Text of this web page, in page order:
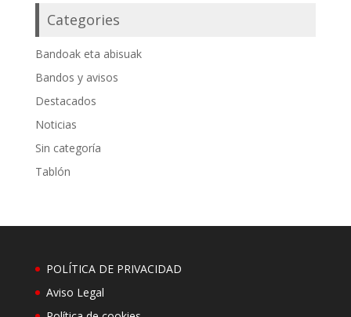
Categories
Bandoak eta abisuak
Bandos y avisos
Destacados
Noticias
Sin categoría
Tablón
POLÍTICA DE PRIVACIDAD
Aviso Legal